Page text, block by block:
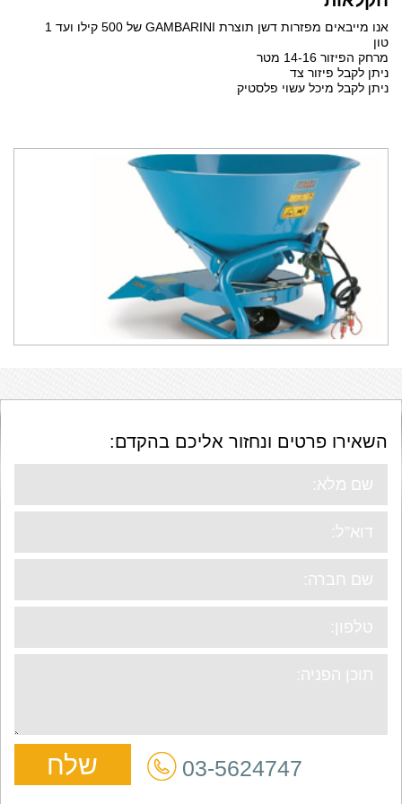
אנו מייבאים מפזרות דשן תוצרת GAMBARINI של 500 קילו ועד 1
טון
מרחק הפיזור 14-16 מטר
ניתן לקבל פיזור צד
ניתן לקבל מיכל עשוי פלסטיק
השאירו פרטים ונחזור אליכם בהקדם:
03-5624747